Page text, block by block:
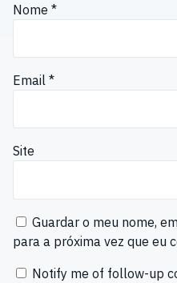
Nome *
Email *
Site
Guardar o meu nome,
para a próxima vez que eu
Notify me of follow-up